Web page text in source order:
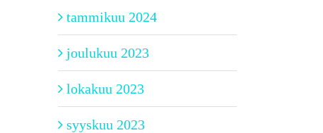
tammikuu 2024
joulukuu 2023
lokakuu 2023
syyskuu 2023